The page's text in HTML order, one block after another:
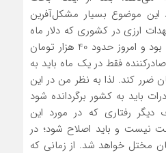
این موضوع بسیار مشکل‌آفرین
ارزی در کشوری که دلار ماه
پیش در آن 33هزار تومان بود و امروز حدود 40 هزار تومان
فقط در یک ماه باید به
ضرر کند. لذا به نظر من در این
باید به کشور برگردانده شود
رفتاری که در مورد این
نیست و باید اصلاح شود؛ در
مختل خواهد شد. از زمانی که